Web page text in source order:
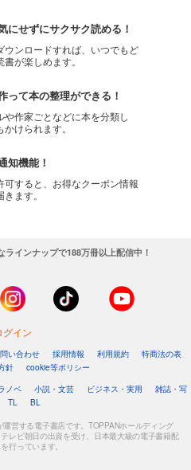
にせずにサクサク読める！
ウンロードすれば、いつでもど
書が楽しめます。
って本の整理ができる！
や作家ごとなどに本を分類し
けられます。
知機能！
可すると、お得なクーポン情報
ます。
インナップで188万冊以上配信中！
グイン
い合わせ 採用情報 利用規約
特商法の表
針
cookie等ポリシー
ノベ 小説・文芸 ビジネス・実用
雑誌・写
TL BL
営する電子書店です。TOPPANホールディング
レビ朝日の出資を受け、日本最大級の電子書籍配
行っています。